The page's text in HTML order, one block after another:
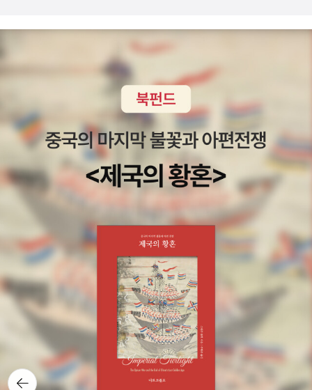
중에서 강조하면 좋을 매력 포인트는 무엇인가요? 내가 좋아하는 옷
컬러는 무엇인가요? 내가 일하는 곳에서는 어떤 옷차림이 적절한가
요? 나는 어떤 옷을 입었을 때 몸과 마음이 편안한가요? 이러한 질문
들에 대한 답부터 찾은 다음에 '그런 걸 표현해줄 수 있는 옷이 무엇일
까'를 생각해야 하는 것이죠. 사람은 스스로를 더 잘 알게 될수록 자신
감이 생기고 자존감도 커져요. 나를 잘 알고, 나에게 맞는 옷을 당당하
게 고를 때의 만족감은 생각보다 정말 크답니다. - 68p 나는 옷은 몇
개 정해놓고 생각없이 그 중에서 꺼내입는 게 좋은데. 대체 무슨 옷이
80개나 있을까? 기가 막혔는데. 집에서 입는 옷 16개, 운동용 옷이 1
8개, 외출용 옷이 45개였다. (세다보니 왜인지 개수가 계속 달랐다.)
의아했던 건 나는 출근하고, 먹이를 포장해오고, 도서관에 다녀오고,
분기에 한번쯤 나들이 가는거 말고 외출이 없는데 왠 외출용 옷이 이
렇게나 많을까? 비율이 잘못 됐다는 생각이 가장 먼저. 다음은 운동
용 옷은 한번 입고 세탁하니까 많이 필요하긴 한데 저렇게나 많이 있
었나? 싶고. 집에서 입는 옷도 야금야금 저렇게나 많아졌었나 싶고.
근데 이건 솔직히 외출용 옷들이 슬금슬금 전환되었겠지 싶긴 하
지. 버리기는 1. 딱봐도 버릴 것 2. 사이즈가 안 맞는 것 3. 입었을 때
뒤로가
기